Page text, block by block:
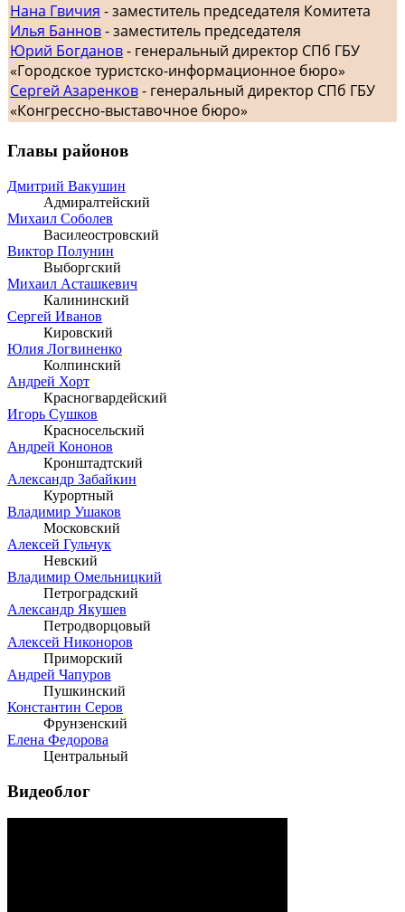
Нана Гвичия - заместитель председателя Комитета
Илья Баннов- заместитель председателя
Юрий Богданов- генеральный директор СПб ГБУ
«Городское туристско-информационное бюро»
Сергей Азаренков- генеральный директор СПб ГБУ
«Конгрессно-выставочное бюро»
Главы районов
Дмитрий Вакушин
Адмиралтейский
Михаил Соболев
Василеостровский
Виктор Полунин
Выборгский
Михаил Асташкевич
Калининский
Сергей Иванов
Кировский
Юлия Логвиненко
Колпинский
Андрей Хорт
Красногвардейский
Игорь Сушков
Красносельский
Андрей Кононов
Кронштадтский
Александр Забайкин
Курортный
Владимир Ушаков
Московский
Алексей Гульчук
Невский
Владимир Омельницкий
Петроградский
Александр Якушев
Петродворцовый
Алексей Никоноров
Приморский
Андрей Чапуров
Пушкинский
Константин Серов
Фрунзенский
Елена Федорова
Центральный
Видеоблог